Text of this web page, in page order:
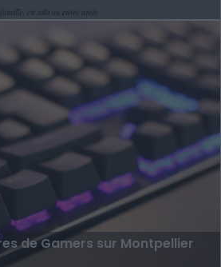
de Gamers sur Montpellier